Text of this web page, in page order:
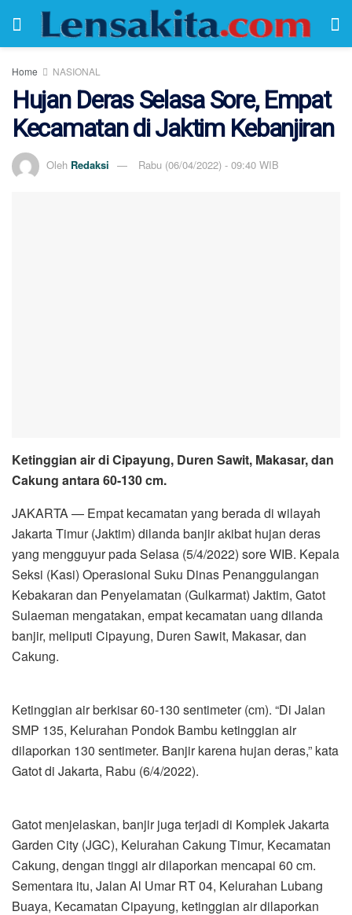
Home NASIONAL
Hujan Deras Selasa Sore, Empat
Kecamatan di Jaktim Kebanjiran
Oleh Redaksi Rabu (06/04/2022) - 09:40 WIB
Ketinggian air di Cipayung, Duren Sawit, Makasar, dan
Cakung antara 60-130 cm.
JAKARTA — Empat kecamatan yang berada di wilayah
Jakarta Timur (Jaktim) dilanda banjir akibat hujan deras
yang mengguyur pada Selasa (5/4/2022) sore WIB. Kepala
Seksi (Kasi) Operasional Suku Dinas Penanggulangan
Kebakaran dan Penyelamatan (Gulkarmat) Jaktim, Gatot
Sulaeman mengatakan, empat kecamatan uang dilanda
banjir, meliputi Cipayung, Duren Sawit, Makasar, dan
Cakung.
Ketinggian air berkisar 60-130 sentimeter (cm). “Di Jalan
SMP 135, Kelurahan Pondok Bambu ketinggian air
dilaporkan 130 sentimeter. Banjir karena hujan deras,” kata
Gatot di Jakarta, Rabu (6/4/2022).
Gatot menjelaskan, banjir juga terjadi di Komplek Jakarta
Garden City (JGC), Kelurahan Cakung Timur, Kecamatan
Cakung, dengan tinggi air dilaporkan mencapai 60 cm.
Sementara itu, Jalan Al Umar RT 04, Kelurahan Lubang
Buaya, Kecamatan Cipayung, ketinggian air dilaporkan